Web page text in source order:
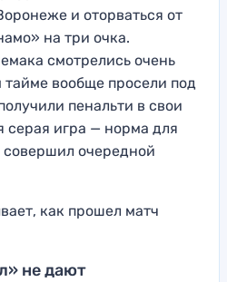
и оторваться от
на три очка.
смотрелись очень
тайме вообще просели под
пенальти в свои
серая игра — норма для
очередной
как прошел матч
не дают